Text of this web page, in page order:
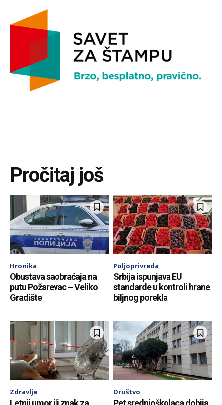
Pročitaj još
Hronika
Obustava saobraćaja na
putu Požarevac – Veliko
Gradište
Poljoprivreda
Srbija ispunjava EU
standarde u kontroli hrane
biljnog porekla
Zdravlje
Letnji umor ili znak za
Društvo
Pet srednjoškolaca dobija